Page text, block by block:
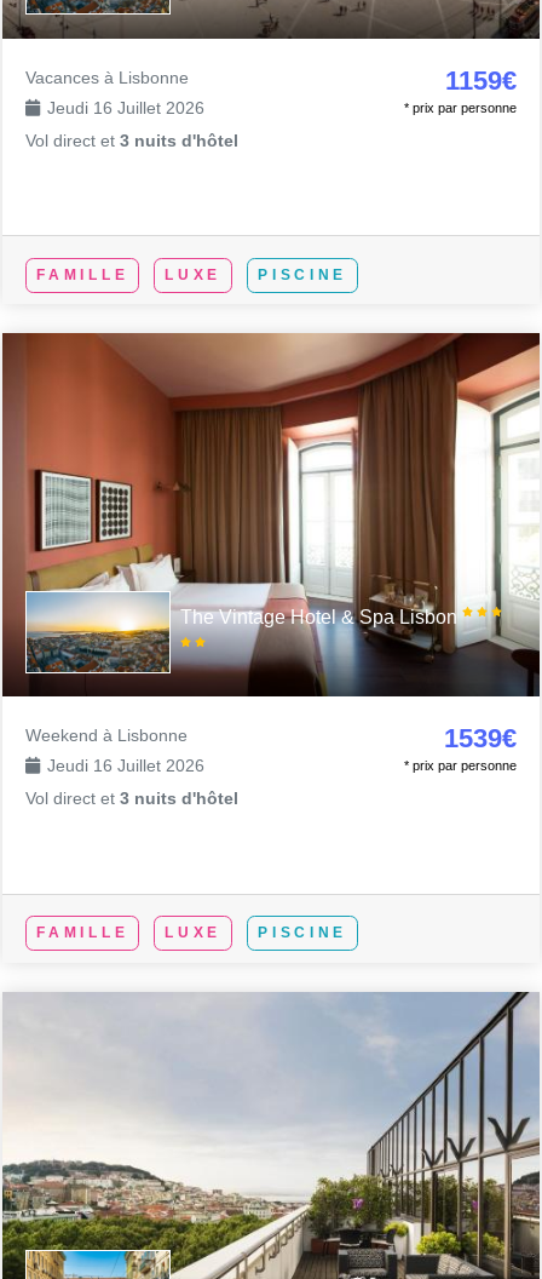
Vacances à Lisbonne
Jeudi 16 Juillet 2026
Vol direct et3 nuits d'hôtel
1159€
* prix par personne
FAMILLE LUXE PISCINE
The Vintage Hotel & Spa Lisbon
Weekend à Lisbonne
Jeudi 16 Juillet 2026
Vol direct et3 nuits d'hôtel
1539€
* prix par personne
FAMILLE LUXE PISCINE